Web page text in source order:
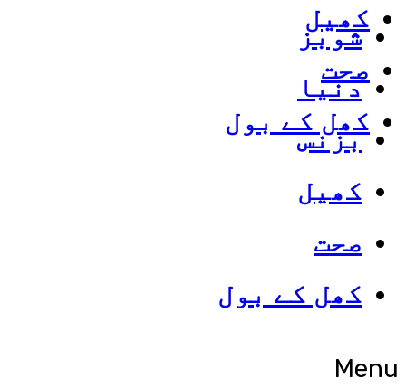
شوبز
دنیا
بزنس
کھیل
صحت
کھل کے بول
Menu
کھیل
صحت
کھل کے بول